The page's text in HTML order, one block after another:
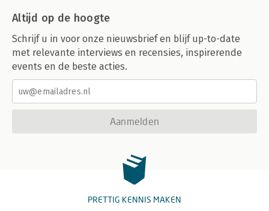
Altijd op de hoogte
Schrijf u in voor onze nieuwsbrief en blijf up-to-date
met relevante interviews en recensies, inspirerende
events en de beste acties.
Aanmelden
PRETTIG KENNIS MAKEN